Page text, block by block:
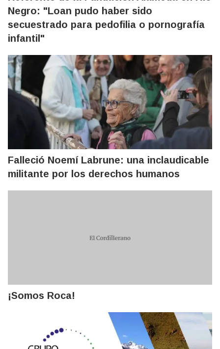
Negro: "Loan pudo haber sido
secuestrado para pedofilia o pornografía
infantil"
Falleció Noemí Labrune: una inclaudicable
militante por los derechos humanos
¡Somos Roca!